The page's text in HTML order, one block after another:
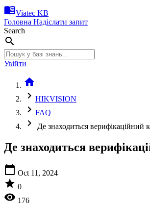
menu_bookViatec KB
Головна Надіслати запит
Search
search
Увійти
home
chevron_right HIKVISION
chevron_right FAQ
chevron_right Де знаходиться верифікаційний
Де знаходиться
calendar_today Oct 11, 2024
star 0
visibility 176